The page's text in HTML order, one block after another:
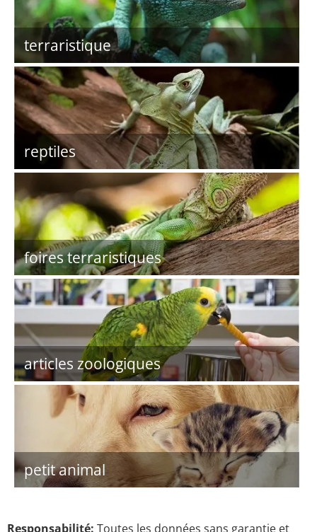
terraristique
reptiles
foires terraristiques
articles zoologiques
petit animal
Responsabilité: Toutes les données sans garantie et